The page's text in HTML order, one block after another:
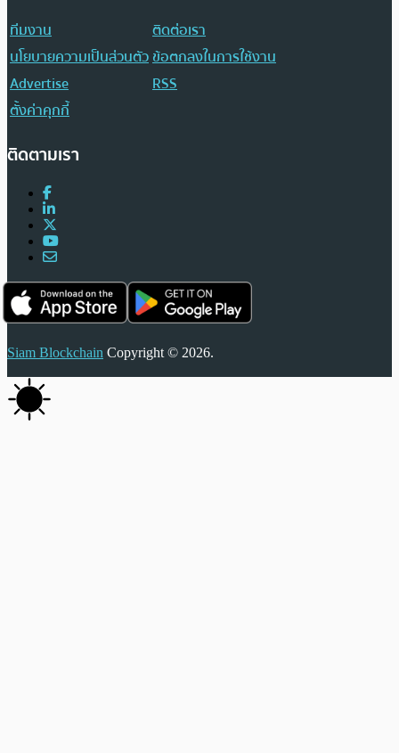
ทีมงาน
ติดต่อเรา
นโยบายความเป็นส่วนตัวข้อตกลงในการใช้งาน
Advertise
RSS
ตั้งค่าคุกกี้
ติดตามเรา
Siam Blockchain Copyright © 2026.